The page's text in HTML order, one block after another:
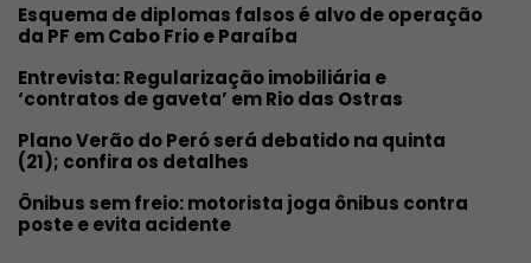
Esquema de diplomas falsos é alvo de operação
da PF em Cabo Frio e Paraíba
Entrevista: Regularização imobiliária e
‘contratos de gaveta’ em Rio das Ostras
Plano Verão do Peró será debatido na quinta
(21); confira os detalhes
Ônibus sem freio: motorista joga ônibus contra
poste e evita acidente